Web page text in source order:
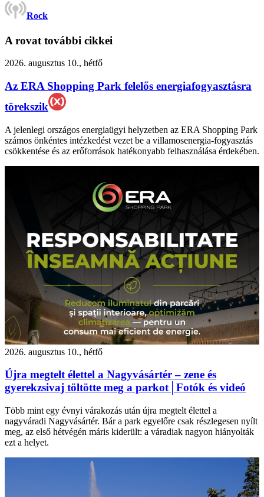
Rock
A rovat további cikkei
2026. augusztus 10., hétfő
Az ERA Shopping Park felelős energiafogyasztásra
törekszik
A jelenlegi országos energiaügyi helyzetben az ERA Shopping Park
számos önkéntes intézkedést vezet be a villamosenergia-fogyasztás
csökkentése és az erőforrások hatékonyabb felhasználása érdekében.
2026. augusztus 10., hétfő
Újra megtelt élettel a Nagyvásártér – zene és
gyerekzsivaj töltötte meg a parkot│Fotók és videó
Több mint egy évnyi várakozás után újra megtelt élettel a
nagyváradi Nagyvásártér. Bár a park egyelőre csak részlegesen nyílt
meg, az első hétvégén máris kiderült: a váradiak nagyon hiányolták
ezt a helyet.